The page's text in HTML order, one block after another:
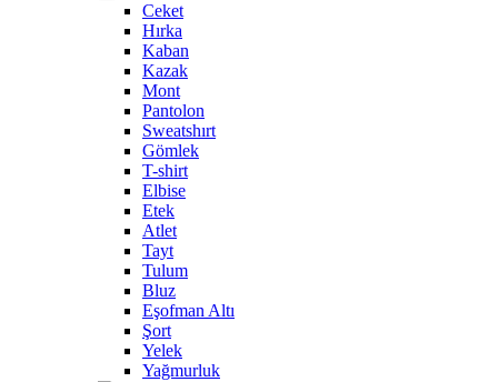
Ceket
Hırka
Kaban
Kazak
Mont
Pantolon
Sweatshırt
Gömlek
T-shirt
Elbise
Etek
Atlet
Tayt
Tulum
Bluz
Eşofman Altı
Şort
Yelek
Yağmurluk